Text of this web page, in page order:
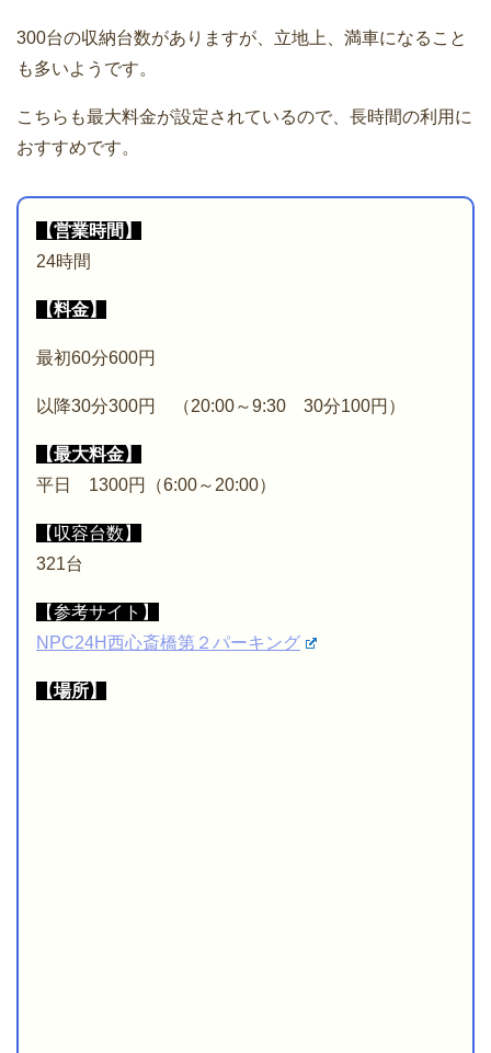
300台の収納台数がありますが、立地上、満車になること
も多いようです。
こちらも最大料金が設定されているので、長時間の利用に
おすすめです。
【営業時間】
24時間
【料金】
最初60分600円
以降30分300円 （20:00～9:30 30分100円）
【最大料金】
平日 1300円（6:00～20:00）
【収容台数】
321台
【参考サイト】
NPC24H西心斎橋第２パーキング
【場所】